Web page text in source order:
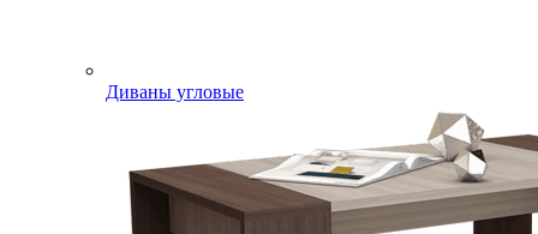
Диваны угловые